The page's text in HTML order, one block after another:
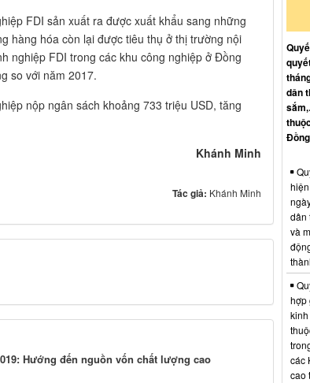
FDI sản xuất ra được xuất khẩu sang những
hàng hóa còn lại được tiêu thụ ở thị trường nội
nghiệp FDI trong các khu công nghiệp ở Đồng
so với năm 2017.
nộp ngân sách khoảng 733 triệu USD, tăng
Khánh Minh
Tác giả: Khánh Minh
Hướng đến nguồn vốn chất lượng cao
dân
dân
và
hợp
các
cao